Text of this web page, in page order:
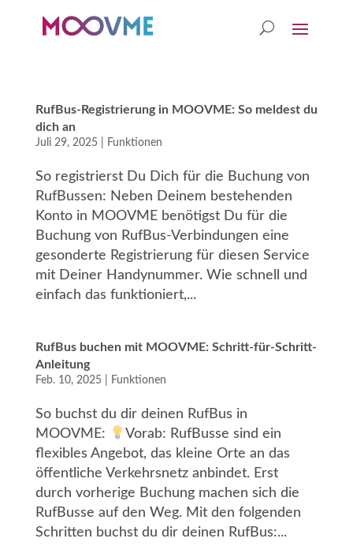
RufBus-Registrierung in MOOVME: So meldest du
dich an
Juli 29, 2025| Funktionen
So registrierst Du Dich für die Buchung von
RufBussen: Neben Deinem bestehenden
Konto in MOOVME benötigst Du für die
Buchung von RufBus-Verbindungen eine
gesonderte Registrierung für diesen Service
mit Deiner Handynummer. Wie schnell und
einfach das funktioniert,...
RufBus buchen mit MOOVME: Schritt-für-Schritt-
Anleitung
Feb. 10, 2025| Funktionen
So buchst du dir deinen RufBus in
MOOVME:
Vorab: RufBusse sind ein
flexibles Angebot, das kleine Orte an das
öffentliche Verkehrsnetz anbindet. Erst
durch vorherige Buchung machen sich die
RufBusse auf den Weg. Mit den folgenden
Schritten buchst du dir deinen RufBus:...